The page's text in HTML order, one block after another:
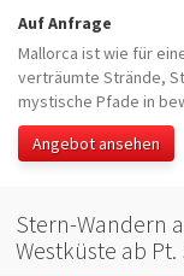
Auf Anfrage
Mallorca ist wie für
verträumte Strände,
mystische Pfade in
Angebot ansehen
Stern-Wandern
Westküste ab